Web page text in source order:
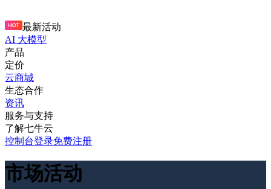
最新活动
AI 大模型
产品
定价
云商城
生态合作
资讯
服务与支持
了解七牛云
控制台登录免费注册
市场活动